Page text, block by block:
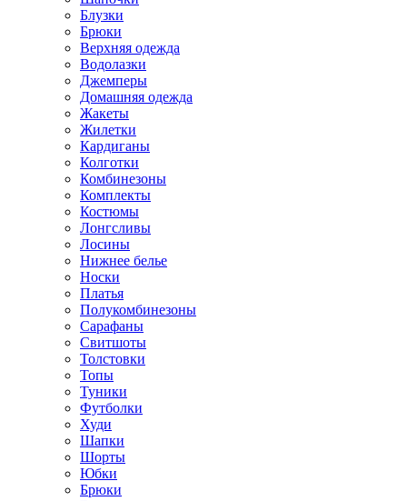
Блузки
Брюки
Верхняя одежда
Водолазки
Джемперы
Домашняя одежда
Жакеты
Жилетки
Кардиганы
Колготки
Комбинезоны
Комплекты
Костюмы
Лонгсливы
Лосины
Нижнее белье
Носки
Платья
Полукомбинезоны
Сарафаны
Свитшоты
Толстовки
Топы
Туники
Футболки
Худи
Шапки
Шорты
Юбки
Брюки